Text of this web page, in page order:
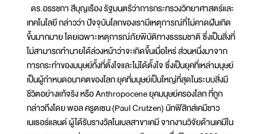
ดร.อรรชกา สีบุญเรือง รัฐมนตรีว่าการกระทรวงวิทยาศาสตร์และ
เทคโนโลยี กล่าวว่า ปัจจุบันโลกของเรามีเหตุการณ์ที่ไม่คาดฝันเกิด
ขึ้นมากมาย โดยเฉพาะเหตุการณ์ภัยพิบัติทางธรรมชาติ ซึ่งเป็นสิ่งที่
ไม่สามารถทำนายได้ล่วงหน้าว่าจะเกิดขึ้นเมื่อไหร่ ส่วนหนึ่งมาจาก
การกระทำของมนุษย์ทั้งที่ตั้งใจและไม่ได้ตั้งใจ ซึ่งเป็นยุคที่เหล่ามนุษย์
เป็นผู้กำหนดอนาคตของโลก ยุคที่มนุษย์เป็นใหญ่ที่สุดในระบบสิ่งมี
ชีวิตอย่างแท้จริง หรือ Anthropocene ยุคมนุษย์ครองโลก ที่ถูก
กล่าวถึงโดย พอล ครูตเซน (Paul Crutzen) นักฟิสิกส์เคมีชาว
เนเธอร์แลนด์ ผู้ได้รับรางวัลโนเบลสาขาเคมี จากงานวิจัยด้านเคมีใน